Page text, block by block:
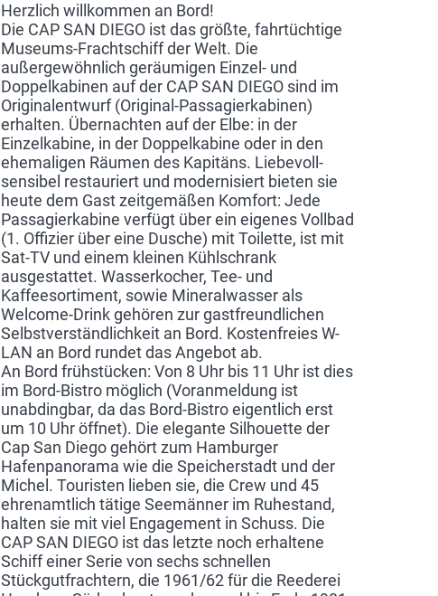
Herzlich willkommen an Bord!
Die CAP SAN DIEGO ist das größte, fahrtüchtige
Museums-Frachtschiff der Welt. Die
außergewöhnlich geräumigen Einzel- und
Doppelkabinen auf der CAP SAN DIEGO sind im
Originalentwurf (Original-Passagierkabinen)
erhalten. Übernachten auf der Elbe: in der
Einzelkabine, in der Doppelkabine oder in den
ehemaligen Räumen des Kapitäns. Liebevoll-
sensibel restauriert und modernisiert bieten sie
heute dem Gast zeitgemäßen Komfort: Jede
Passagierkabine verfügt über ein eigenes Vollbad
(1. Offizier über eine Dusche) mit Toilette, ist mit
Sat-TV und einem kleinen Kühlschrank
ausgestattet. Wasserkocher, Tee- und
Kaffeesortiment, sowie Mineralwasser als
Welcome-Drink gehören zur gastfreundlichen
Selbstverständlichkeit an Bord. Kostenfreies W-
LAN an Bord rundet das Angebot ab.
An Bord frühstücken: Von 8 Uhr bis 11 Uhr ist dies
im Bord-Bistro möglich (Voranmeldung ist
unabdingbar, da das Bord-Bistro eigentlich erst
um 10 Uhr öffnet). Die elegante Silhouette der
Cap San Diego gehört zum Hamburger
Hafenpanorama wie die Speicherstadt und der
Michel. Touristen lieben sie, die Crew und 45
ehrenamtlich tätige Seemänner im Ruhestand,
halten sie mit viel Engagement in Schuss. Die
CAP SAN DIEGO ist das letzte noch erhaltene
Schiff einer Serie von sechs schnellen
Stückgutfrachtern, die 1961/62 für die Reederei